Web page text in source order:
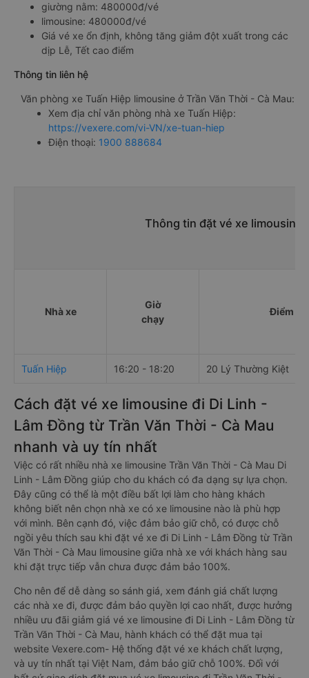
giường nằm: 480000đ/vé
limousine: 480000đ/vé
Giá vé xe ổn định, không tăng giảm đột xuất trong các
dịp Lễ, Tết cao điểm
Thông tin liên hệ
Văn phòng xe Tuấn Hiệp limousine ở Trần Văn Thời - Cà Mau:
Xem địa chỉ văn phòng nhà xe Tuấn Hiệp:
https://vexere.com/vi-VN/xe-tuan-hiep
Điện thoại: 1900 888684
Thông tin đặt vé xe limousine
Nhà xe
Giờ
chạy
Điểm đi
Tuấn Hiệp 16:20 - 18:20 20 Lý Thường Kiệt
Cách đặt vé xe limousine đi Di Linh -
Lâm Đồng từ Trần Văn Thời - Cà Mau
nhanh và uy tín nhất
Việc có rất nhiều nhà xe limousine Trần Văn Thời - Cà Mau Di
Linh - Lâm Đồng giúp cho du khách có đa dạng sự lựa chọn.
Đây cũng có thể là một điều bất lợi làm cho hàng khách
không biết nên chọn nhà xe có xe limousine nào là phù hợp
với mình. Bên cạnh đó, việc đảm bảo giữ chỗ, có được chỗ
ngồi yêu thích sau khi đặt vé xe đi Di Linh - Lâm Đồng từ Trần
Văn Thời - Cà Mau limousine giữa nhà xe với khách hàng sau
khi đặt trực tiếp vẫn chưa được đảm bảo 100%.
Cho nên để dễ dàng so sánh giá, xem đánh giá chất lượng
các nhà xe đi, được đảm bảo quyền lợi cao nhất, được hưởng
nhiều ưu đãi giảm giá vé xe limousine đi Di Linh - Lâm Đồng từ
Trần Văn Thời - Cà Mau, hành khách có thể đặt mua tại
website Vexere.com- Hệ thống đặt vé xe khách chất lượng,
và uy tín nhất tại Việt Nam, đảm bảo giữ chỗ 100%. Đối với